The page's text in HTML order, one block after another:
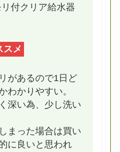
付クリア給水器
スメ
があるので1日ど
わかりやすい。
深い為、少し洗い
まった場合は買い
に良いと思われ